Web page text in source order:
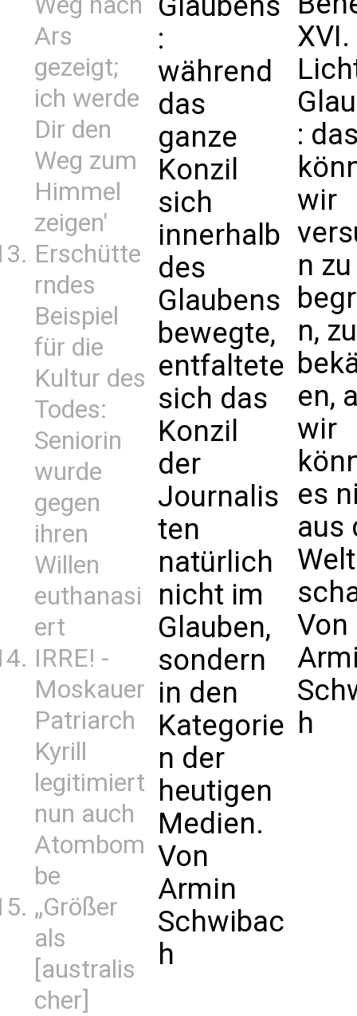
Ars
gezeigt;
ich werde
Dir den
Weg zum
Himmel
zeigen'
Erschütte
rndes
Beispiel
für die
Kultur des
Todes:
Seniorin
wurde
gegen
ihren
Willen
euthanasi
ert
IRRE! -
Moskauer
Patriarch
Kyrill
legitimiert
nun auch
Atombom
be
„Größer
als
[australis
cher]
:
während
das
ganze
Konzil
sich
innerhalb
des
Glaubens
bewegte,
entfaltete
sich das
Konzil
der
Journalis
ten
natürlich
nicht im
Glauben,
sondern
in den
Kategorie
n der
heutigen
Medien.
Von
Armin
Schwibac
h
:
wir
n zu
n, zu
en,
wir
es
aus
Welt
Von
h